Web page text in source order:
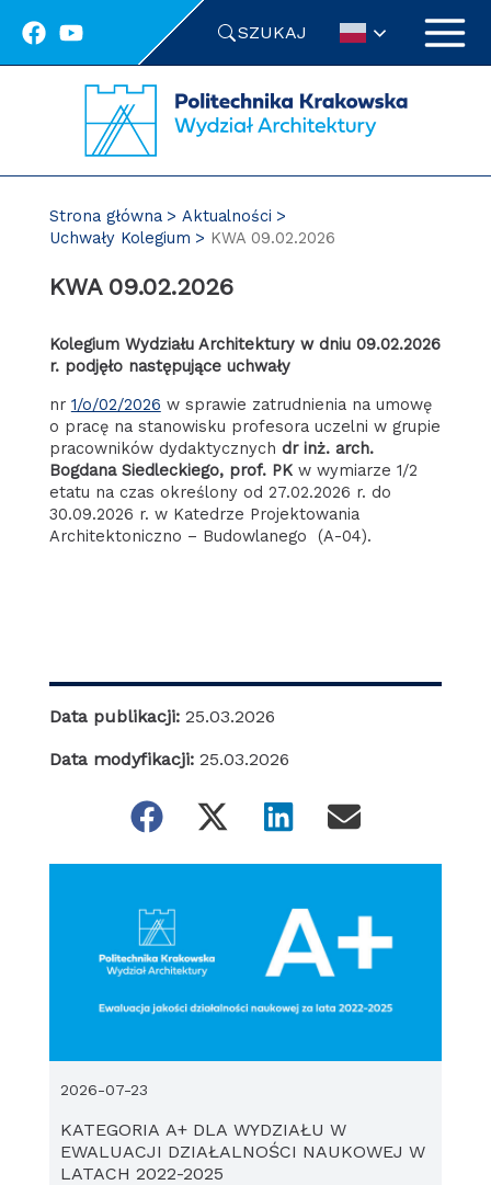
SZUKAJ
Strona główna
Aktualności
Uchwały Kolegium
KWA 09.02.2026
KWA 09.02.2026
Kolegium Wydziału Architektury w dniu 09.02.2026
r. podjęło następujące uchwały
nr 1/o/02/2026 w sprawie zatrudnienia na umowę
o pracę na stanowisku profesora uczelni w grupie
pracowników dydaktycznych dr inż. arch.
Bogdana Siedleckiego, prof. PKw wymiarze 1/2
etatu na czas określony od 27.02.2026 r. do
30.09.2026 r. w Katedrze Projektowania
Architektoniczno – Budowlanego (A-04).
Data publikacji: 25.03.2026
Data modyfikacji: 25.03.2026
KATEGORIA A+ DLA WYDZIAŁU W
EWALUACJI DZIAŁALNOŚCI NAUKOWEJ W
LATACH 2022-2025
2026-07-23